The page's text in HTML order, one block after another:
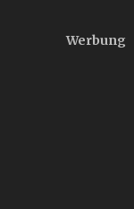
Werbung